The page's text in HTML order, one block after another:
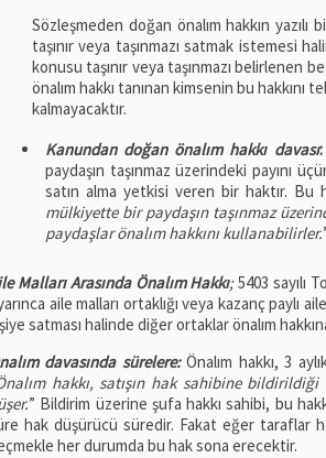
Sözleşmeden doğan önalım hakkın
taşınır veya taşınmazı satmak istemesi
konusu taşınır veya taşınmazı belirlenen
önalım hakkı tanınan kimsenin bu hakkını
kalmayacaktır.
Kanundan doğan önalım hakkı davası:
paydaşın taşınmaz üzerindeki payını
satın alma yetkisi veren bir haktır. Bu
mülkiyette bir paydaşın taşınmaz
paydaşlar önalım hakkını kullanabilirler.
Malları Arasında Önalım Hakkı;5403 sayılı
aile malları ortaklığı veya kazanç paylı
satması halinde diğer ortaklar önalım
davasında sürelere:Önalım hakkı, 3
hakkı, satışın hak sahibine
” Bildirim üzerine şufa hakkı sahibi, bu
hak düşürücü süredir. Fakat eğer taraflar
her durumda bu hak sona erecektir.